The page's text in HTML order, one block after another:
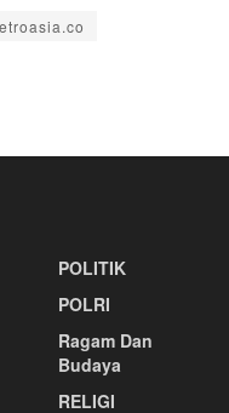
POLITIK
POLRI
Ragam Dan
Budaya
RELIGI